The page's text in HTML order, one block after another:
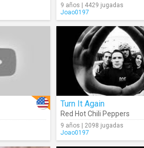
9 años | 4429 jugadas
Joao0197
Turn It Again
Red Hot Chili Peppers
9 años | 2098 jugadas
Joao0197